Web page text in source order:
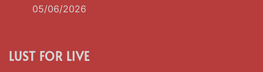
05/06/2026
LUST FOR LIVE